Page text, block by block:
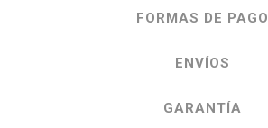
FORMAS DE PAGO
ENVÍOS
GARANTÍA